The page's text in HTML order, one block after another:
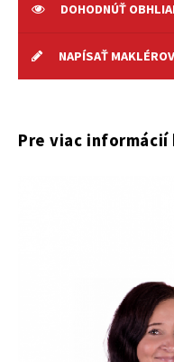
DOHODNÚŤ
NAPÍSAŤ
Pre viac